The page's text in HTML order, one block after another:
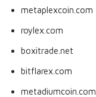
metaplexcoin.com
roylex.com
boxitrade.net
bitflarex.com
metadiumcoin.com